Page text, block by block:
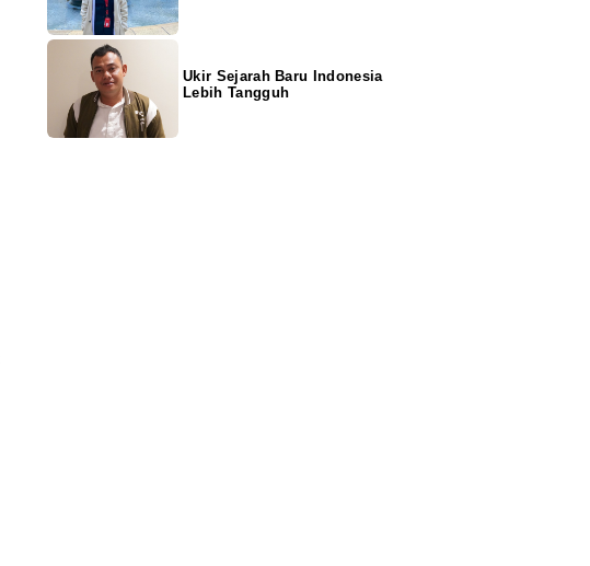
Ukir Sejarah Baru Indonesia
Lebih Tangguh